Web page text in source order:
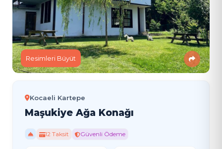
Resimleri Büyüt
Kocaeli Kartepe
Maşukiye Ağa Konağı
12 Taksit Güvenli Ödeme